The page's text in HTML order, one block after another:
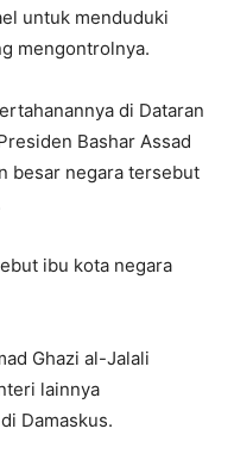
untuk menduduki
mengontrolnya.
di Dataran
Bashar Assad
besar negara tersebut
ibu kota negara
Ghazi al-Jalali
lainnya
Damaskus.